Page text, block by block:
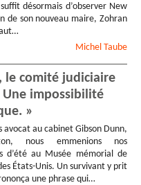
désormais d’observer New
de son nouveau maire, Zohran
Michel Taube
le comité judiciaire
Une impossibilité
»
avocat au cabinet Gibson Dunn,
nous emmenions nos
d’été au Musée mémorial de
États-Unis. Un survivant y prit
une phrase qui…